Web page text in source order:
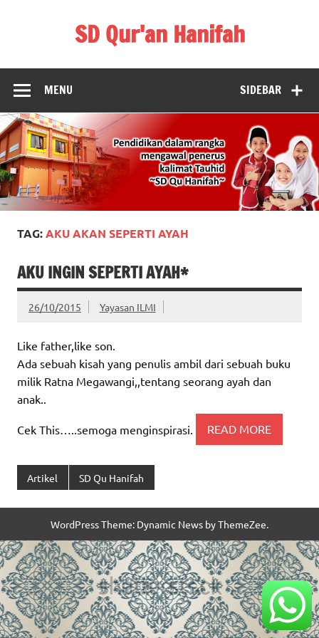
SD Qur'an Hanifah
SIDEBAR
MENU
TAG:AKU AKAN SEPERTI AYAH
AKU INGIN SEPERTI AYAH*
26/10/2015 Yayasan ILMI
Like father,like son.
Ada sebuah kisah yang penulis ambil dari sebuah buku
milik Ratna Megawangi,,tentang seorang ayah dan
anak..
Cek This…..semoga menginspirasi. READ MORE
Artikel SD Qu Hanifah
WordPress Theme: Dynamic News by ThemeZee.